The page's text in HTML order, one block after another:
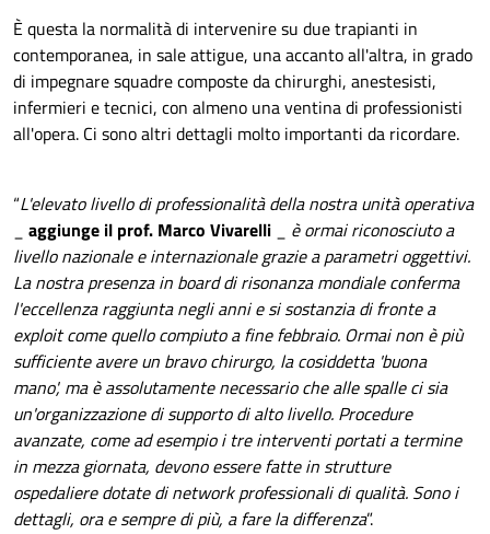
È questa la normalità di intervenire su due trapianti in
contemporanea, in sale attigue, una accanto all'altra, in grado
di impegnare squadre composte da chirurghi, anestesisti,
infermieri e tecnici, con almeno una ventina di professionisti
all'opera. Ci sono altri dettagli molto importanti da ricordare.
“L'elevato livello di professionalità della nostra unità operativa
aggiunge il prof. Marco Vivarelli
è ormai riconosciuto a
livello nazionale e internazionale grazie a parametri oggettivi.
La nostra presenza in board di risonanza mondiale conferma
l'eccellenza raggiunta negli anni e si sostanzia di fronte a
exploit come quello compiuto a fine febbraio. Ormai non è più
sufficiente avere un bravo chirurgo, la cosiddetta 'buona
mano', ma è assolutamente necessario che alle spalle ci sia
un'organizzazione di supporto di alto livello. Procedure
avanzate, come ad esempio i tre interventi portati a termine
in mezza giornata, devono essere fatte in strutture
ospedaliere dotate di network professionali di qualità. Sono i
dettagli, ora e sempre di più, a fare la differenza”.